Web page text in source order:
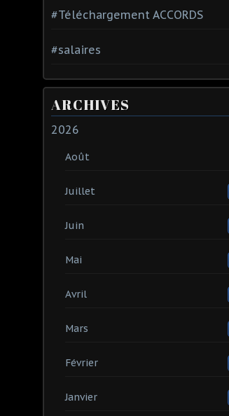
#Téléchargement ACCORDS
#salaires
ARCHIVES
2026
Août
Juillet
Juin
Mai
Avril
Mars
Février
Janvier